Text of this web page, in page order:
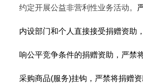
约定开展公益非营利性业务活动。
内设部门和个人直接接受捐赠资助
响公平竞争条件的捐赠资助，严禁
采购商品(服务)挂钩，严禁将捐赠